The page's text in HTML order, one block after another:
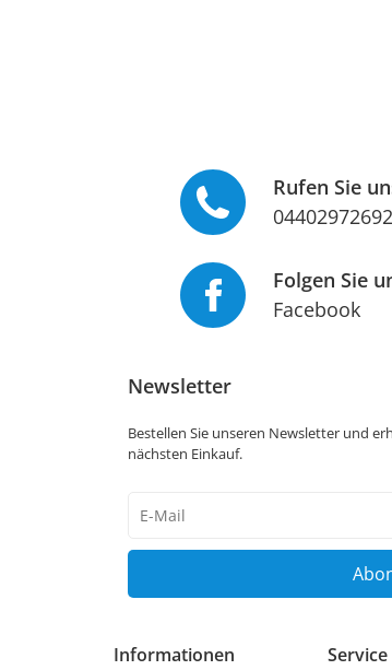
Rufen Sie
Folgen Sie
Facebook
Newsletter
Bestellen Sie unseren Newsletter und
nächsten Einkauf.
Honig
Informationen Service